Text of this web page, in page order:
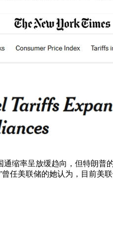
率呈放缓趋向，但特朗普
任美联储的她认为，目前美